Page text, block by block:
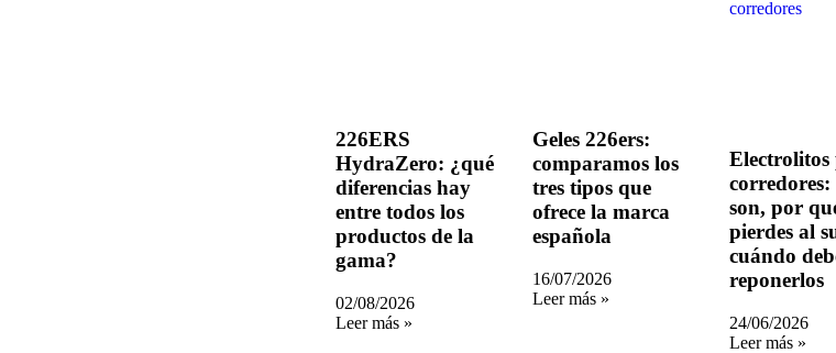
226ERS
HydraZero: ¿qué
diferencias hay
entre todos los
productos de la
gama?
02/08/2026
Leer más »
Geles 226ers:
comparamos los
tres tipos que
ofrece la marca
española
16/07/2026
Leer más »
Electrolitos
corredores:
son, por
pierdes al
cuándo
reponerlos
24/06/2026
Leer más »